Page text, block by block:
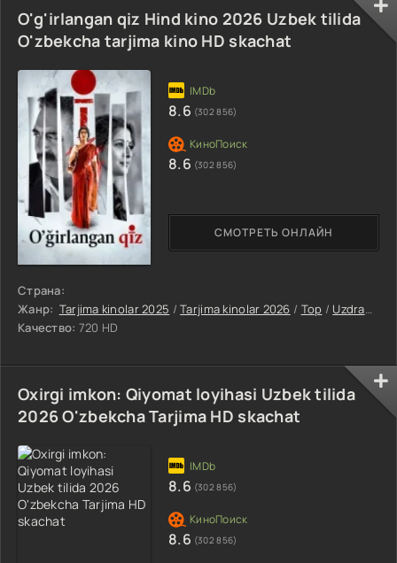
O'g'irlangan qiz Hind kino 2026 Uzbek tilida
O'zbekcha tarjima kino HD skachat
Страна:
Жанр: Tarjima kinolar 2025 /Tarjima kinolar 2026 / Top / Uzdramalar
Качество: 720 HD
СМОТРЕТЬ ОНЛАЙН
8.6 (302 856)
8.6 (302 856)
Oxirgi imkon: Qiyomat loyihasi Uzbek tilida
2026 O'zbekcha Tarjima HD skachat
8.6 (302 856)
8.6 (302 856)